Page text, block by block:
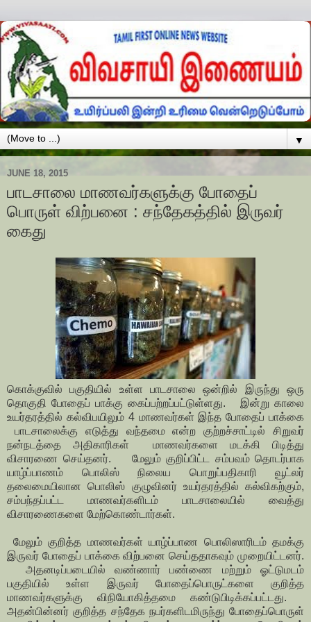
▼
JUNE 18, 2015
பாடசாலை மாணவர்களுக்கு போதைப்
பொருள் விற்பனை : சந்தேகத்தில் இருவர்
கைது
கொக்குவில் பகுதியில் உள்ள பாடசாலை ஒன்றில் இருந்து ஒரு
தொகுதி போதைப் பாக்கு கைப்பற்றப்பட்டுள்ளது. இன்று காலை
உயர்தரத்தில் கல்விபயிலும் 4 மாணவர்கள் இந்த போதைப் பாக்கை
பாடசாலைக்கு எடுத்து வந்தமை என்ற குற்றச்சாட்டில் சிறுவர்
நன்நடத்தை அதிகாரிகள் மாணவர்களை மடக்கி பிடித்து
விசாரணை செய்தனர். மேலும் குறிப்பிட்ட சம்பவம் தொடர்பாக
யாழ்ப்பாணம் பொலிஸ் நிலைய பொறுப்பதிகாரி வூட்லர்
தலைமையிலான பொலிஸ் குழுவினர் உயர்தரத்தில் கல்விகற்கும்,
சம்பந்தப்பட்ட மாணவர்களிடம் பாடசாலையில் வைத்து
விசாரணைகளை மேற்கொண்டார்கள்.
மேலும் குறித்த மாணவர்கள் யாழ்ப்பாண பொலிஸாரிடம் தமக்கு
இருவர் போதைப் பாக்கை விற்பனை செய்ததாகவும் முறையிட்டனர்.
அதனடிப்படையில் வண்ணார் பண்ணை மற்றும் ஓட்டுமடம்
பகுதியில் உள்ள இருவர் போதைப்பொருட்களை குறித்த
மாணவர்களுக்கு விநியோகித்தமை கண்டுபிடிக்கப்பட்டது.
அதன்பின்னர் குறித்த சந்தேக நபர்களிடமிருந்து போதைப்பொருள்